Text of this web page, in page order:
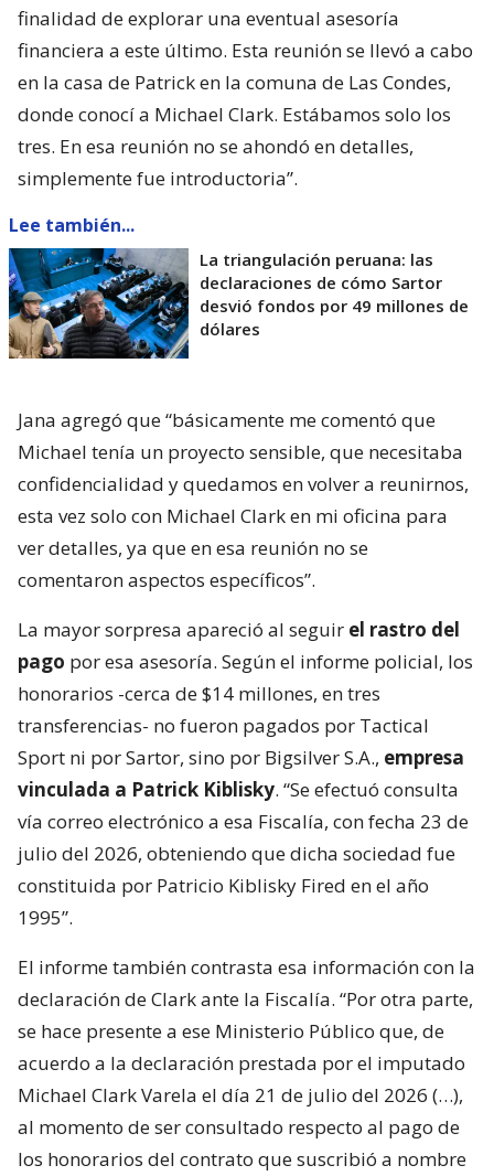
finalidad de explorar una eventual asesoría
financiera a este último. Esta reunión se llevó a cabo
en la casa de Patrick en la comuna de Las Condes,
donde conocí a Michael Clark. Estábamos solo los
tres. En esa reunión no se ahondó en detalles,
simplemente fue introductoria”.
Lee también...
La triangulación peruana: las
declaraciones de cómo Sartor
desvió fondos por 49 millones de
dólares
Jana agregó que “básicamente me comentó que
Michael tenía un proyecto sensible, que necesitaba
confidencialidad y quedamos en volver a reunirnos,
esta vez solo con Michael Clark en mi oficina para
ver detalles, ya que en esa reunión no se
comentaron aspectos específicos”.
La mayor sorpresa apareció al seguir el rastro del
pago por esa asesoría. Según el informe policial, los
honorarios -cerca de $14 millones, en tres
transferencias- no fueron pagados por Tactical
Sport ni por Sartor, sino por Bigsilver S.A., empresa
vinculada a Patrick Kiblisky. “Se efectuó consulta
vía correo electrónico a esa Fiscalía, con fecha 23 de
julio del 2026, obteniendo que dicha sociedad fue
constituida por Patricio Kiblisky Fired en el año
1995”.
El informe también contrasta esa información con la
declaración de Clark ante la Fiscalía. “Por otra parte,
se hace presente a ese Ministerio Público que, de
acuerdo a la declaración prestada por el imputado
Michael Clark Varela el día 21 de julio del 2026 (…),
al momento de ser consultado respecto al pago de
los honorarios del contrato que suscribió a nombre